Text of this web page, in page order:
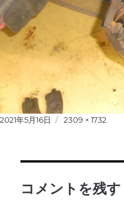
Posted
2021年5月16日
Full
2309 × 1732
コメントを残す